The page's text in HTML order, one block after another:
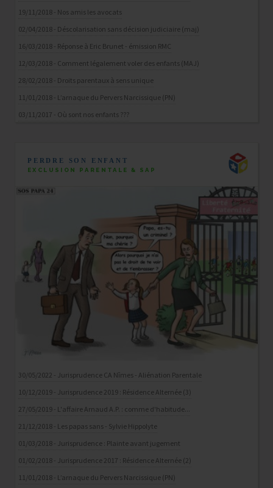
19/11/2018 - Nos amis les avocats
02/04/2018 - Déscolarisation sans décision judiciaire (maj)
16/03/2018 - Réponse à Eric Brunet - émission RMC
12/03/2018 - Comment légalement voler des enfants (MAJ)
28/02/2018 - Droits parentaux à sens unique
11/01/2018 - L’arnaque du Pervers Narcissique (PN)
03/11/2017 - Où sont nos enfants ???
PERDRE SON ENFANT
EXCLUSION PARENTALE & SAP
30/05/2022 - Jurisprudence CA Nîmes - Aliénation Parentale
10/12/2019 - Jurisprudence 2019 : Résidence Alternée (3)
27/05/2019 - L'affaire Arnaud A.P. : comme d'habitude...
21/12/2018 - Les papas sans - Sylvie Hippolyte
01/03/2018 - Jurisprudence : Plainte avant jugement
01/02/2018 - Jurisprudence 2017 : Résidence Alternée (2)
11/01/2018 - L’arnaque du Pervers Narcissique (PN)